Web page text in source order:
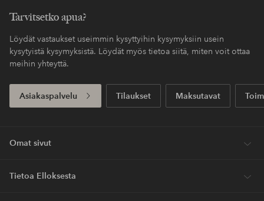
Tarvitsetko apua?
Löydät vastaukset useimmin kysyttyihin kysymyksiin usein
kysytyistä kysymyksistä. Löydät myös tietoa siitä, miten voit ottaa
meihin yhteyttä.
Asiakaspalvelu Tilaukset Maksutavat
Omat sivut
Tietoa Elloksesta